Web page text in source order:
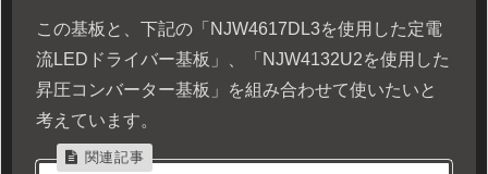
この基板と、下記の「NJW4617DL3を使用した定電
流LEDドライバー基板」、「NJW4132U2を使用した
昇圧コンバーター基板」を組み合わせて使いたいと
考えています。